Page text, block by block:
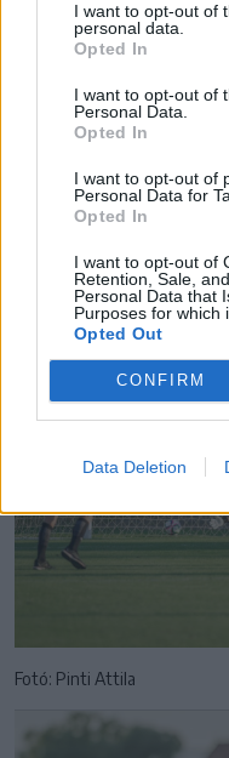
I want to opt-out of
personal data.
Opted In
I want to opt-out of
Personal Data.
Opted In
I want to opt-out of
Personal Data for
Opted In
I want to opt-out of
Retention, Sale,
Personal Data that
Purposes for which
Opted Out
CONFIRM
Data Deletion
Fotó: Pinti Attila
Fotó: Pinti Attila